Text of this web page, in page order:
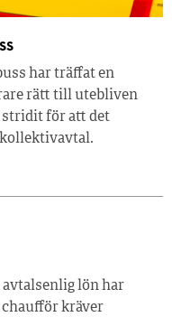
har träffat en
rätt till utebliven
stridit för att det
kollektivavtal.
lön har
kräver